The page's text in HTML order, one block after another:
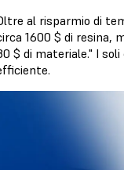
al risparmio di
1600 $ di resina,
$ di materiale." I